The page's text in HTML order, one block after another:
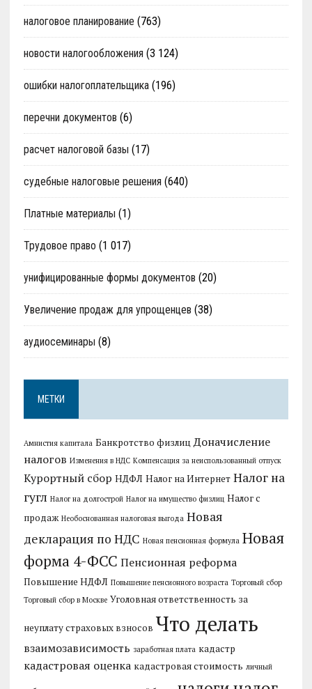
налоговое планирование (763)
новости налогообложения (3 124)
ошибки налогоплательщика(196)
перечни документов (6)
расчет налоговой базы (17)
судебные налоговые решения (640)
Платные материалы (1)
Трудовое право (1 017)
унифицированные формы документов (20)
Увеличение продаж для упрощенцев (38)
аудиосеминары (8)
МЕТКИ
Амнистия капитала Банкротство физлиц Доначисление
налогов Изменения в НДС Компенсация за неиспользованный отпуск
Курортный сбор НДФЛ Налог на Интернет Налог на
гугл Налог на долгострой Налог на имущество физлиц Налог с
продаж Необоснованная налоговая выгода Новая
декларация по НДС Новая пенсионная формула Новая
форма 4-ФСС Пенсионная реформа
Повышение НДФЛ Повышение пенсионного возраста Торговый сбор
Торговый сбор в Москве Уголовная ответственность за
неуплату страховых взносов Что делать
взаимозависимость заработная плата кадастр
кадастровая оценка кадастровая стоимость личный